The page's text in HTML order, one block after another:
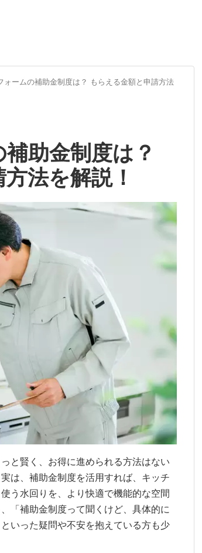
ォームの補助金制度は？ もらえる金額と申請方法
助金制度は？
法を解説！
と賢く、お得に進められる方法はない
は、補助金制度を活用すれば、キッチ
う水回りを、より快適で機能的な空間
「補助金制度って聞くけど、具体的に
いった疑問や不安を抱えている方も少